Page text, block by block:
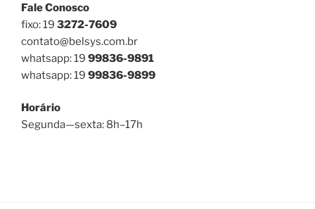
Fale Conosco
fixo: 19 3272-7609
contato@belsys.com.br
whatsapp: 19 99836-9891
whatsapp: 19 99836-9899
Horário
Segunda—sexta: 8h–17h